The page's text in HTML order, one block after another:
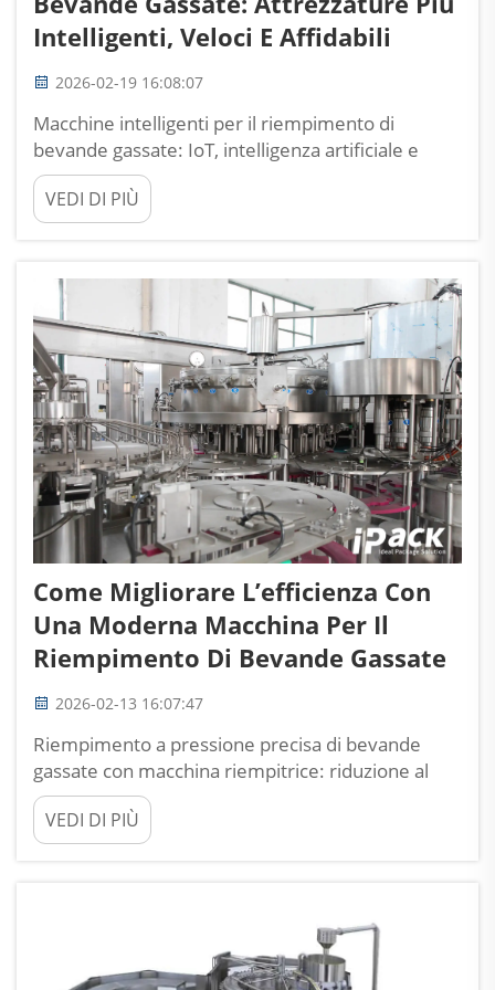
Intelligenti, Veloci E Affidabili
2026-02-19 16:08:07
Macchine intelligenti per il riempimento di
bevande gassate: IoT, intelligenza artificiale e
intelligenza predittiva. Monitoraggio in tempo
reale e manutenzione predittiva tramite sensori
integrati nelle macchine per il riempimento di
attrezzatura per il riempimento di bevande
gassate è dotata di...
VEDI DI PIÙ
Come Migliorare L’efficienza Con
Una Moderna Macchina Per Il
Riempimento Di Bevande Gassate
2026-02-13 16:07:47
Riempimento a pressione precisa di bevande
gassate con macchina riempitrice: riduzione al
minimo della perdita di CO₂ e massimizzazione
del tempo di attività. Come il riempimento
isobarico preserva l'integrità della carbonazione e
VEDI DI PIÙ